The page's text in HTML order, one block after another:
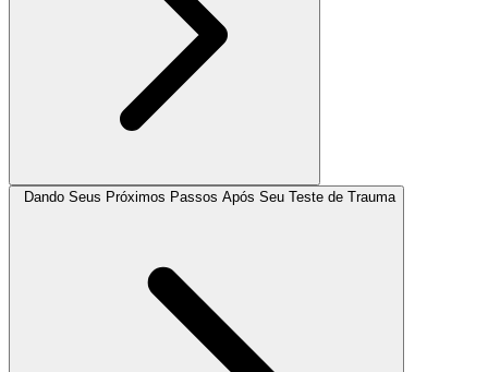
Dando Seus Próximos Passos Após Seu Teste de Trauma